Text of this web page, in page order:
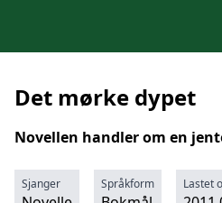
Det mørke dypet
Novellen handler om en
Sjanger Språkform Lastet